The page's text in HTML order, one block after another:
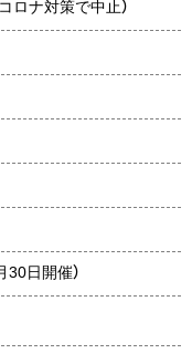
ロナ対策で中止）
日開催）